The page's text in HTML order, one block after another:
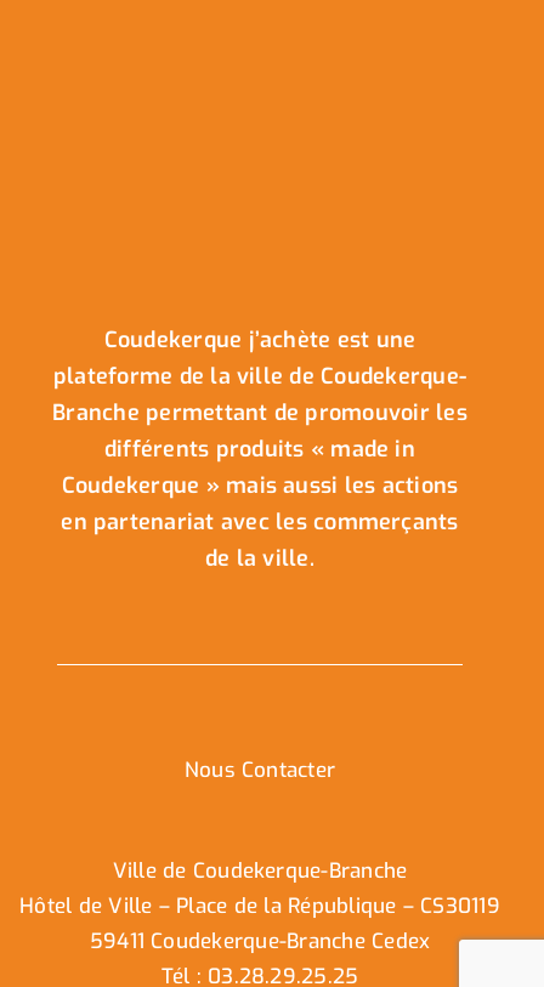
Coudekerque j’achète est une
plateforme de la ville de Coudekerque-
Branche permettant de promouvoir les
différents produits « made in
Coudekerque » mais aussi les actions
en partenariat avec les commerçants
de la ville.
Nous Contacter
Ville de Coudekerque-Branche
Hôtel de Ville – Place de la République – CS30119
59411 Coudekerque-Branche Cedex
Tél : 03.28.29.25.25